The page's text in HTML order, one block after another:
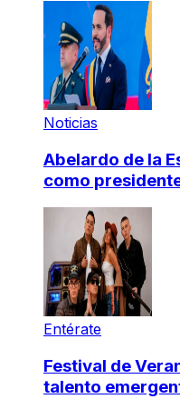
Noticias
Abelardo de la
como
Entérate
Festival de
talento